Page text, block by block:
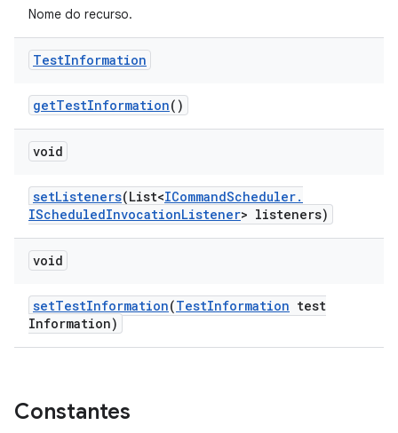
Nome do recurso.
TestInformation
getTestInformation()
void
setListeners(List<ICommandScheduler.
IScheduledInvocationListener> listeners)
void
setTestInformation(TestInformation test
Information)
Constantes